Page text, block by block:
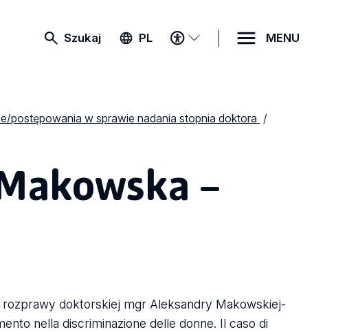
Szukaj PL
MENU
DOSTĘPNOŚCI
MENU
postępowania w sprawie nadania stopnia doktora
–
rozprawy doktorskiej mgr Aleksandry Makowskiej-
nella discriminazione delle donne. Il caso di